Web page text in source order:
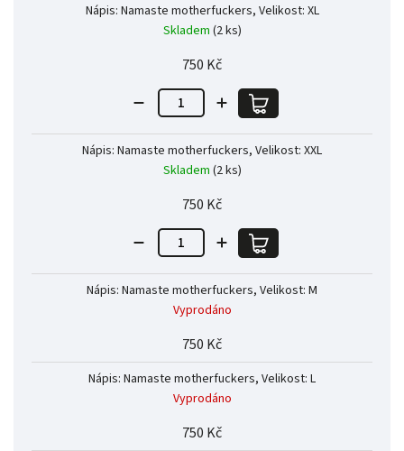
Nápis: Namaste motherfuckers, Velikost: XL
Skladem (2 ks)
750 Kč
Nápis: Namaste motherfuckers, Velikost: XXL
Skladem (2 ks)
750 Kč
Nápis: Namaste motherfuckers, Velikost: M
Vyprodáno
750 Kč
Nápis: Namaste motherfuckers, Velikost: L
Vyprodáno
750 Kč